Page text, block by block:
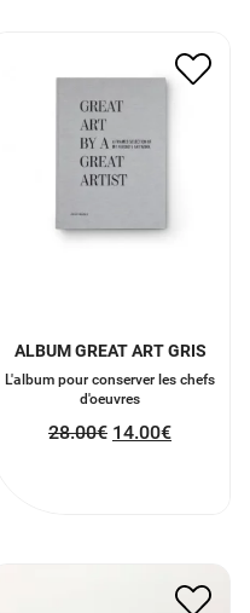
ALBUM GREAT ART GRIS
L'album pour conserver les chefs
d'oeuvres
28.00€ 14.00€